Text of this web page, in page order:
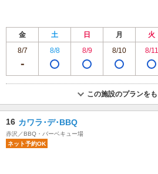
金 土 日 月 火
8/7
8/8 8/9 8/10 8/11
この施設のプランを
16 カワラ･デ･BBQ
赤沢／BBQ・バーベキュー場
ネット予約OK